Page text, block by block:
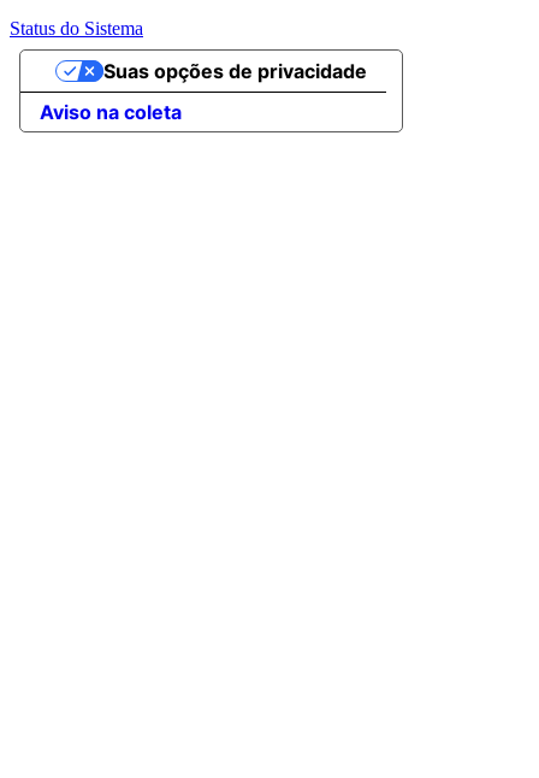
Status do Sistema
Aviso na coleta
Suas opções de privacidade